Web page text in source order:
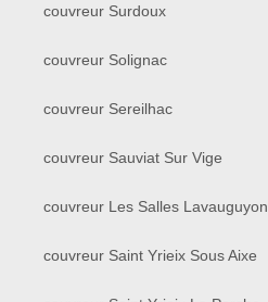
couvreur Surdoux
couvreur Solignac
couvreur Sereilhac
couvreur Sauviat Sur Vige
couvreur Les Salles Lavauguyon
couvreur Saint Yrieix Sous Aixe